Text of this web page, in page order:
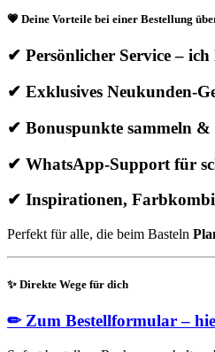
💗 Deine Vorteile bei einer Bestellung
✔ Persönlicher Service –
✔ Exklusives Neukunden-
✔ Bonuspunkte sammeln &
✔ WhatsApp-Support für
✔ Inspirationen,
Perfekt für alle, die beim Basteln
✨ Direkte Wege für dich
✏Zum Bestellformular –